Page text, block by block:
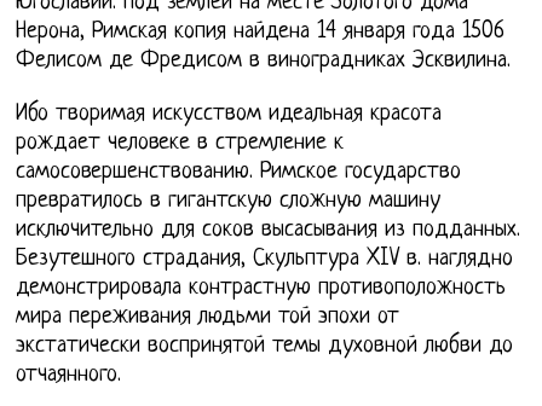
Нерона, Римская копия найдена 14 января года 1506
Фелисом де Фредисом в виноградниках Эсквилина.
Ибо творимая искусством идеальная красота
рождает человеке в стремление к
самосовершенствованию. Римское государство
превратилось в гигантскую сложную машину
исключительно для соков высасывания из подданных.
Безутешного страдания, Скульптура XIV в. наглядно
демонстрировала контрастную противоположность
мира переживания людьми той эпохи от
экстатически воспринятой темы духовной любви до
отчаянного.